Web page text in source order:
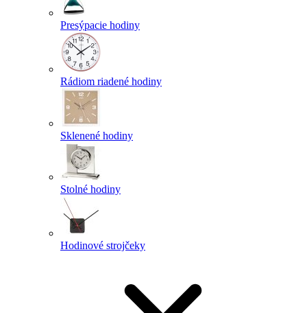
Presýpacie hodiny
Rádiom riadené hodiny
Sklenené hodiny
Stolné hodiny
Hodinové strojčeky